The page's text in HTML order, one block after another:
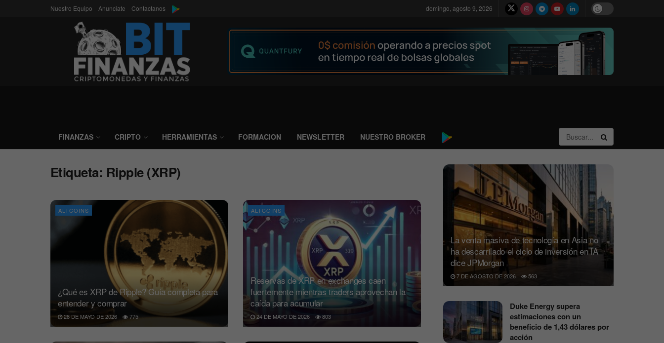
Nuestro Equipo Anunciate Contactanos domingo, agosto 9, 2026
FINANZAS CRIPTO HERRAMIENTAS FORMACION NEWSLETTER NUESTRO BROKER
Etiqueta: Ripple (XRP)
ALTCOINS
¿Qué es XRP de Ripple? Guía completa para
entender y comprar
28 DE MAYO DE 2026 775
ALTCOINS
Reservas de XRP en exchanges caen
fuertemente mientras traders aprovechan la
caída para acumular
24 DE MAYO DE 2026 803
La venta masiva de tecnología en Asia no
ha descarrilado el ciclo de inversión en IA
dice JPMorgan
7 DE AGOSTO DE 2026 563
Duke Energy supera
estimaciones con un
beneficio de 1,43 dólares por
acción